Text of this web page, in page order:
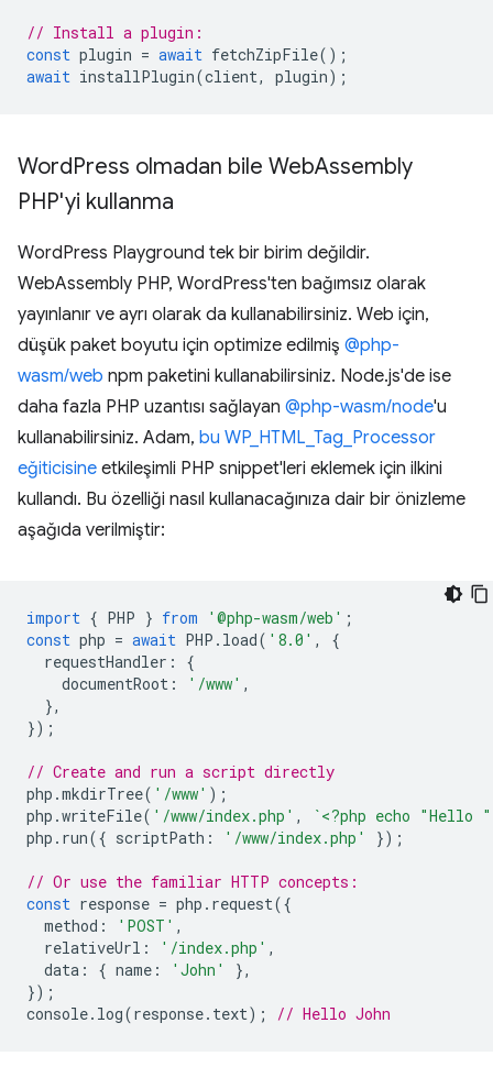
// Install a plugin:
const plugin = await fetchZipFile();
await installPlugin(client, plugin);
WordPress olmadan bile WebAssembly
PHP'yi kullanma
WordPress Playground tek bir birim değildir.
WebAssembly PHP, WordPress'ten bağımsız olarak
yayınlanır ve ayrı olarak da kullanabilirsiniz. Web için,
düşük paket boyutu için optimize edilmiş @php-
wasm/web npm paketini kullanabilirsiniz. Node.js'de ise
daha fazla PHP uzantısı sağlayan @php-wasm/node'u
kullanabilirsiniz. Adam, bu WP_HTML_Tag_Processor
eğiticisine etkileşimli PHP snippet'leri eklemek için ilkini
kullandı. Bu özelliği nasıl kullanacağınıza dair bir önizleme
aşağıda verilmiştir:
import { PHP } from '@php-wasm/web' ;
const php = await PHP . load( '8.0' ,
{
requestHandler :
{
documentRoot : '/www' ,
},
});
// Create and run a script directly
php .mkdirTree( '/www' );
php .writeFile( '/www/index.php' ,
`<?php echo "Hello
php . run({ scriptPath : '/www/index.php' });
// Or use the familiar HTTP concepts:
const response = php . request({
method : 'POST' ,
relativeUrl : '/index.php' ,
data : { name : 'John'
},
});
console. log(response. text); // Hello John